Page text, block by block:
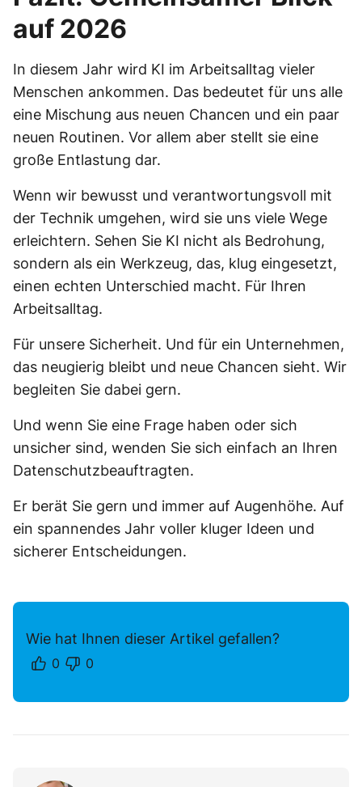
auf 2026
In diesem Jahr wird KI im Arbeitsalltag vieler
Menschen ankommen. Das bedeutet für uns alle
eine Mischung aus neuen Chancen und ein paar
neuen Routinen. Vor allem aber stellt sie eine
große Entlastung dar.
Wenn wir bewusst und verantwortungsvoll mit
der Technik umgehen, wird sie uns viele Wege
erleichtern. Sehen Sie KI nicht als Bedrohung,
sondern als ein Werkzeug, das, klug eingesetzt,
einen echten Unterschied macht. Für Ihren
Arbeitsalltag.
Für unsere Sicherheit. Und für ein Unternehmen,
das neugierig bleibt und neue Chancen sieht. Wir
begleiten Sie dabei gern.
Und wenn Sie eine Frage haben oder sich
unsicher sind, wenden Sie sich einfach an Ihren
Datenschutzbeauftragten.
Er berät Sie gern und immer auf Augenhöhe. Auf
ein spannendes Jahr voller kluger Ideen und
sicherer Entscheidungen.
Wie hat Ihnen dieser Artikel gefallen?
0 0